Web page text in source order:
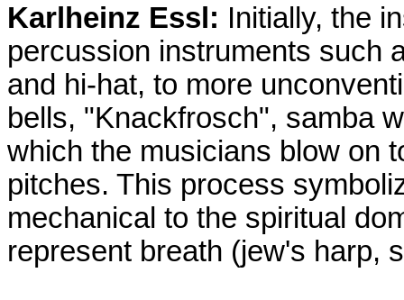
Karlheinz Essl: Initially, the
percussion instruments such
and hi-hat, to more
bells, "Knackfrosch", samba
which the musicians blow on
pitches. This process
mechanical to the spiritual
represent breath (jew's harp,